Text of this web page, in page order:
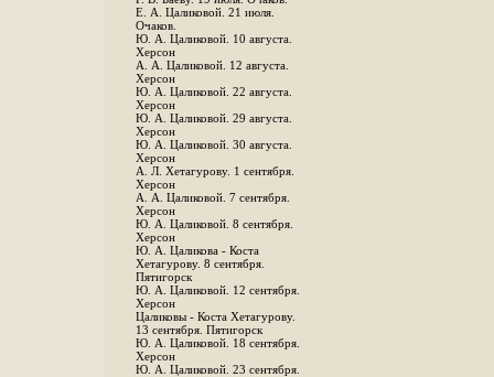
Е. А. Цаликовой. 21 июля.
Очаков.
Ю. А. Цаликовой. 10 августа.
Херсон
А. А. Цаликовой. 12 августа.
Херсон
Ю. А. Цаликовой. 22 августа.
Херсон
Ю. А. Цаликовой. 29 августа.
Херсон
Ю. А. Цаликовой. 30 августа.
Херсон
А. Л. Хетагурову. 1 сентября.
Херсон
А. А. Цаликовой. 7 сентября.
Херсон
Ю. А. Цаликовой. 8 сентября.
Херсон
Ю. А. Цаликова - Коста
Хетагурову. 8 сентября.
Пятигорск
Ю. А. Цаликовой. 12 сентября.
Херсон
Цаликовы - Коста Хетагурову.
13 сентября. Пятигорск
Ю. А. Цаликовой. 18 сентября.
Херсон
Ю. А. Цаликовой. 23 сентября.